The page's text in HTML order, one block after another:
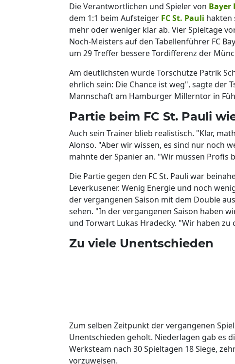
Die Verantwortlichen und Spieler von Bayer
dem 1:1 beim Aufsteiger FC St. Pauli hakten
mehr oder weniger klar ab. Vier Spieltage
Noch-Meisters auf den Tabellenführer FC
um 29 Treffer bessere Tordifferenz der
Am deutlichsten wurde Torschütze Patrik
ehrlich sein: Die Chance ist weg", sagte der
Mannschaft am Hamburger Millerntor in
Partie beim FC St. Pauli
Auch sein Trainer blieb realistisch. "Klar,
Alonso. "Aber wir wissen, es sind nur noch
mahnte der Spanier an. "Wir müssen Profis
Die Partie gegen den FC St. Pauli war
Leverkusener. Wenig Energie und noch
der vergangenen Saison mit dem Double
sehen. "In der vergangenen Saison haben
und Torwart Lukas Hradecky. "Wir haben
Zu viele Unentschieden
Zum selben Zeitpunkt der vergangenen
Unentschieden geholt. Niederlagen gab es
Werksteam nach 30 Spieltagen 18 Siege,
vorzuweisen.